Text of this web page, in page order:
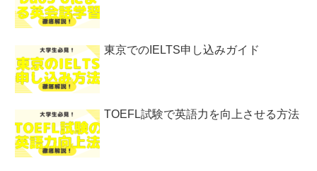
東京でのIELTS申し込みガイド
TOEFL試験で英語力を向上させる方法